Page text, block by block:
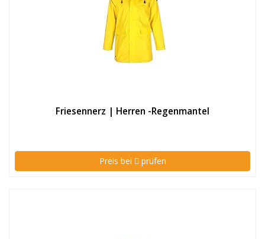
Friesennerz | Herren -Regenmantel
Preis bei prüfen